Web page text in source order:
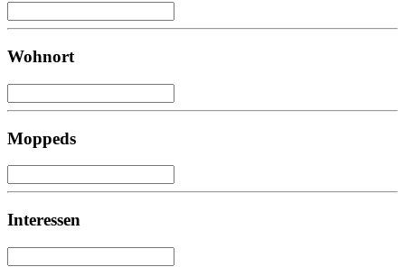
Wohnort
Moppeds
Interessen